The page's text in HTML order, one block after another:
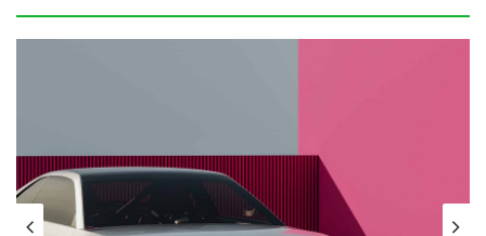
מבחן דרכים
06:55
23/02/2024
6
למה ישראל נמצאת מאחור בכל מה שקשור
למעבר לרכבים חשמליים? - פותחים יום